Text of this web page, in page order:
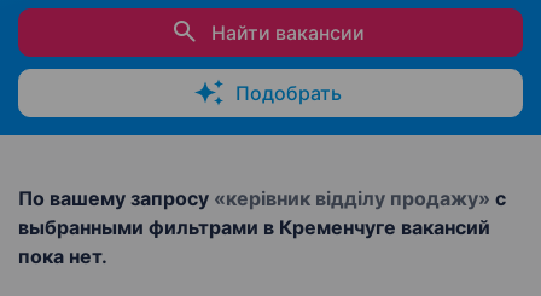
Найти вакансии
Подобрать
По вашему запросу «керівник відділу продажу» с
выбранными фильтрами в Кременчуге вакансий
пока нет.